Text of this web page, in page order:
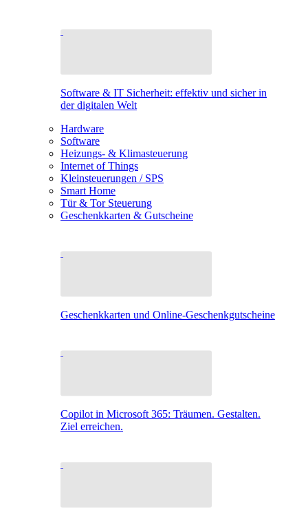
Software & IT Sicherheit: effektiv und sicher in
der digitalen Welt
Hardware
Software
Heizungs- & Klimasteuerung
Internet of Things
Kleinsteuerungen / SPS
Smart Home
Tür & Tor Steuerung
Geschenkkarten & Gutscheine
Geschenkkarten und Online-Geschenkgutscheine
Copilot in Microsoft 365: Träumen. Gestalten.
Ziel erreichen.